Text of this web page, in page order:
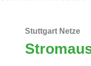
Stuttgart Netze